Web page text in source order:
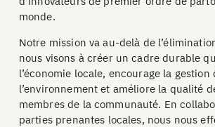
monde.
Notre mission va au-delà de
nous visons à créer un cadre durable
l’économie locale, encourage la gestion
l’environnement et améliore la qualité
membres de la communauté. En
parties prenantes locales, nous nous